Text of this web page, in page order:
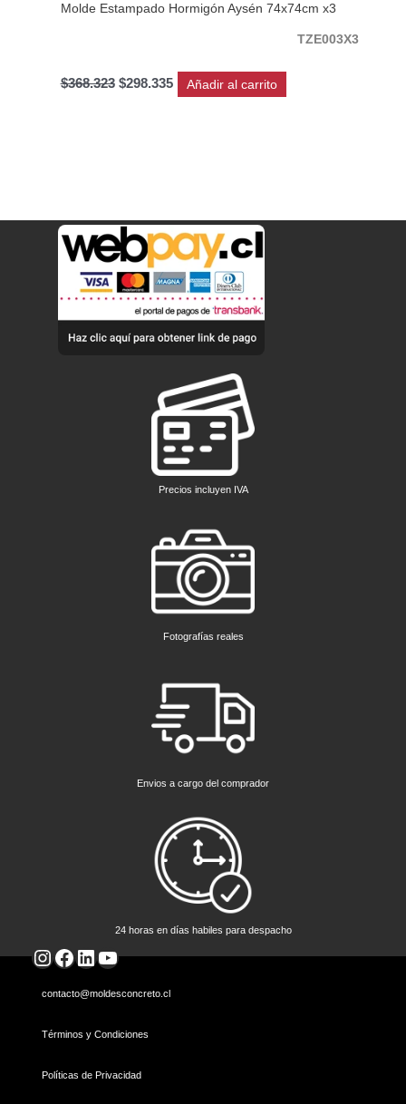
Molde Estampado Hormigón Aysén 74x74cm x3
TZE003X3
$368.323 $298.335 Añadir al carrito
Precios incluyen IVA
Fotografías reales
Envios a cargo del comprador
24 horas en días habiles para despacho
Instagram
Facebook
LinkedIn
YouTube
contacto@moldesconcreto.cl
Términos y Condiciones
Políticas de Privacidad